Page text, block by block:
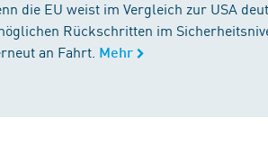
die EU weist im Vergleich zur USA
Rückschritten im
an Fahrt. Mehr